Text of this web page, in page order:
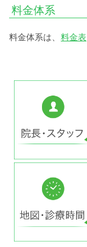
料金体系
料金体系は、 料金表